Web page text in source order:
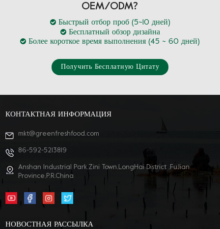
OEM/ODM?
Быстрый отбор проб (5~10 дней)
Бесплатный обзор дизайна
Более короткое время выполнения (45 ~ 60 дней)
Получить Бесплатную Цитату
КОНТАКТНАЯ ИНФОРМАЦИЯ
mkt@greenfreshfood.com
86-592-5213819
Anshan Industrial Park,Zini Town,LongHai District ,FuJian
Province,P.R.China
НОВОСТНАЯ РАССЫЛКА